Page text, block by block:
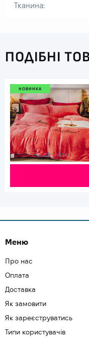
Тканина:
ПОДІБНІ
НОВИНКА
Меню
Про нас
Оплата
Доставка
Як замовити
Як зареєструватись
Типи користувачів